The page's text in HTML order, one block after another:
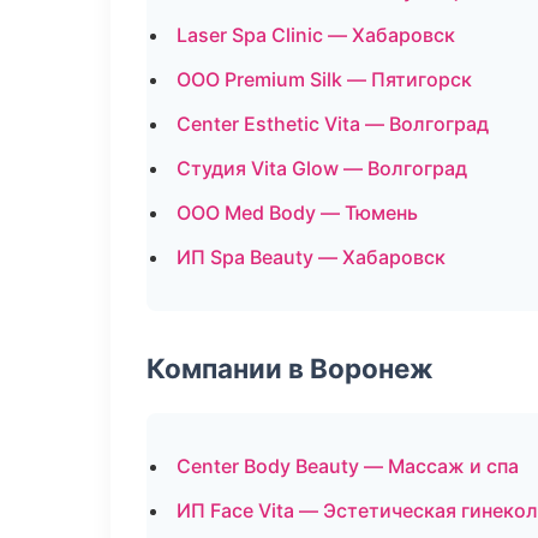
Laser Spa Clinic — Хабаровск
ООО Premium Silk — Пятигорск
Center Esthetic Vita — Волгоград
Студия Vita Glow — Волгоград
ООО Med Body — Тюмень
ИП Spa Beauty — Хабаровск
Компании в Воронеж
Center Body Beauty — Массаж и спа
ИП Face Vita — Эстетическая